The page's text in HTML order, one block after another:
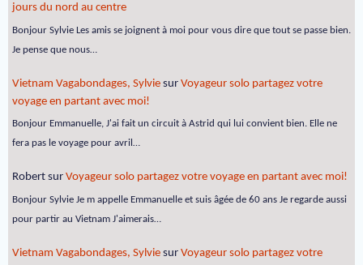
jours du nord au centre
Bonjour Sylvie Les amis se joignent à moi pour vous dire que tout se passe bien.
Je pense que nous…
Vietnam Vagabondages, Sylvie sur Voyageur solo partagez votre
voyage en partant avec moi!
Bonjour Emmanuelle, J'ai fait un circuit à Astrid qui lui convient bien. Elle ne
fera pas le voyage pour avril…
Robert sur Voyageur solo partagez votre voyage en partant avec moi!
Bonjour Sylvie Je m appelle Emmanuelle et suis âgée de 60 ans Je regarde aussi
pour partir au Vietnam J'aimerais…
Vietnam Vagabondages, Sylvie sur Voyageur solo partagez votre